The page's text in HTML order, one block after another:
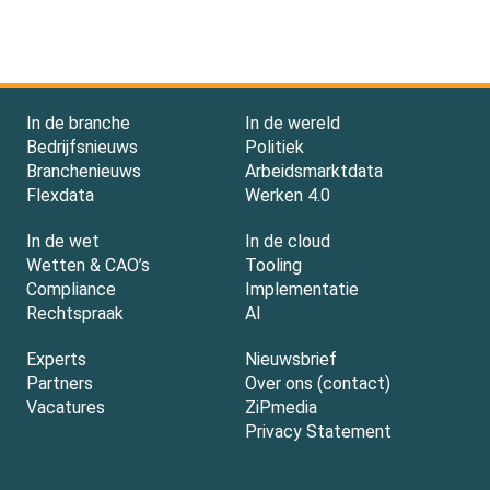
In de branche
Bedrijfsnieuws
Branchenieuws
Flexdata
In de wereld
Politiek
Arbeidsmarktdata
Werken 4.0
In de wet
Wetten & CAO’s
Compliance
Rechtspraak
In de cloud
Tooling
Implementatie
AI
Experts
Partners
Vacatures
Nieuwsbrief
Over ons (contact)
ZiPmedia
Privacy Statement